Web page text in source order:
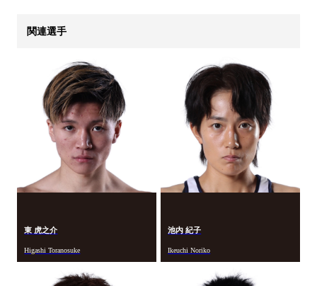
関連選手
東 虎之介
Higashi Toranosuke
池内 紀子
Ikeuchi Noriko